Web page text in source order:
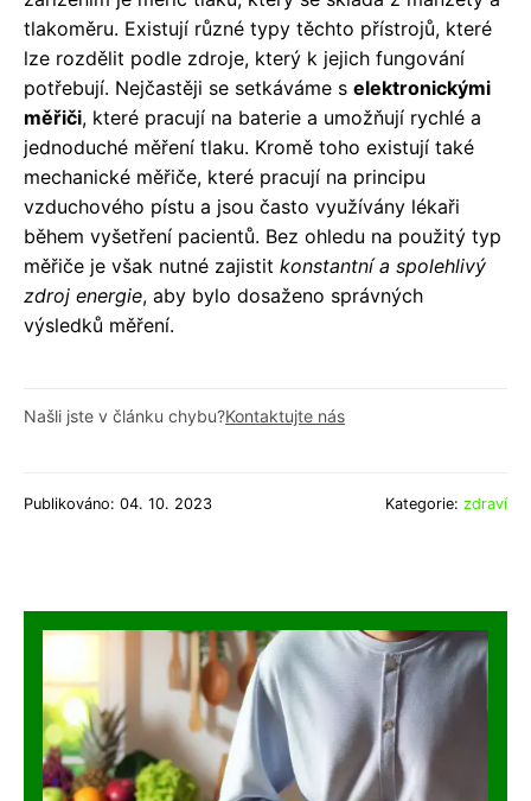
tlakoměru. Existují různé typy těchto přístrojů, které
lze rozdělit podle zdroje, který k jejich fungování
potřebují. Nejčastěji se setkáváme s elektronickými
měřiči, které pracují na baterie a umožňují rychlé a
jednoduché měření tlaku. Kromě toho existují také
mechanické měřiče, které pracují na principu
vzduchového pístu a jsou často využívány lékaři
během vyšetření pacientů. Bez ohledu na použitý typ
měřiče je však nutné zajistit konstantní a spolehlivý
zdroj energie, aby bylo dosaženo správných
výsledků měření.
Našli jste v článku chybu?Kontaktujte nás
Publikováno: 04. 10. 2023 Kategorie: zdraví